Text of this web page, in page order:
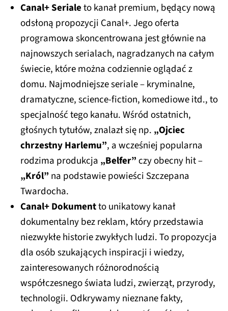
Canal+ Serialeto kanał premium, będący nową
odsłoną propozycji Canal+. Jego oferta
programowa skoncentrowana jest głównie na
najnowszych serialach, nagradzanych na całym
świecie, które można codziennie oglądać z
domu. Najmodniejsze seriale – kryminalne,
dramatyczne, science-fiction, komediowe itd., to
specjalność tego kanału. Wśród ostatnich,
głośnych tytułów, znalazł się np. „Ojciec
chrzestny Harlemu”, a wcześniej popularna
rodzima produkcja „Belfer”czy obecny hit –
„Król”na podstawie powieści Szczepana
Twardocha.
Canal+ Dokumentto unikatowy kanał
dokumentalny bez reklam, który przedstawia
niezwykłe historie zwykłych ludzi. To propozycja
dla osób szukających inspiracji i wiedzy,
zainteresowanych różnorodnością
współczesnego świata ludzi, zwierząt, przyrody,
technologii. Odkrywamy nieznane fakty,